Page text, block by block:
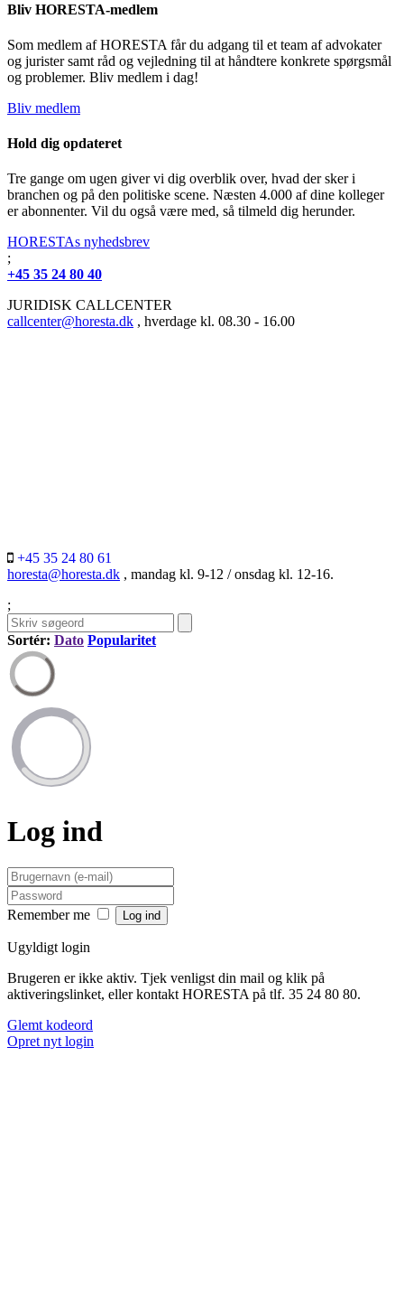
Bliv HORESTA-medlem
Som medlem af HORESTA får du adgang til et team af advokater
og jurister samt råd og vejledning til at håndtere konkrete spørgsmål
og problemer. Bliv medlem i dag!
Bliv medlem
Hold dig opdateret
Tre gange om ugen giver vi dig overblik over, hvad der sker i
branchen og på den politiske scene. Næsten 4.000 af dine kolleger
er abonnenter. Vil du også være med, så tilmeld dig herunder.
HORESTAs nyhedsbrev
;
+45 35 24 80 40
JURIDISK CALLCENTER
callcenter@horesta.dk , hverdage kl. 08.30 - 16.00
+45 35 24 80 61
horesta@horesta.dk , mandag kl. 9-12 / onsdag kl. 12-16.
;
Sortér: Dato Popularitet
Log ind
Remember me
Ugyldigt login
Brugeren er ikke aktiv. Tjek venligst din mail og klik på
aktiveringslinket, eller kontakt HORESTA på tlf. 35 24 80 80.
Glemt kodeord
Opret nyt login